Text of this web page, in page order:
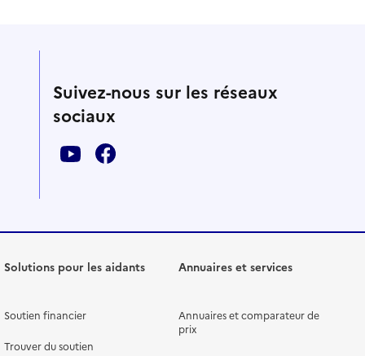
Suivez-nous sur les réseaux
sociaux
Solutions pour les aidants
Soutien financier
Trouver du soutien
Annuaires et services
Annuaires et comparateur de
prix